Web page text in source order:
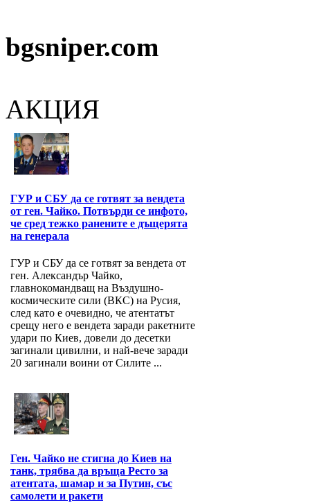
bgsniper.com
АКЦИЯ
ГУР и СБУ да се готвят за вендета
от ген. Чайко. Потвърди се инфото,
че сред тежко ранените е дъщерята
на генерала
ГУР и СБУ да се готвят за вендета от
ген. Александър Чайко,
главнокомандващ на Въздушно-
космическите сили (ВКС) на Русия,
след като е очевидно, че атентатът
срещу него е вендета заради ракетните
удари по Киев, довели до десетки
загинали цивилни, и най-вече заради
20 загинали воини от Силите ...
Ген. Чайко не стигна до Киев на
танк, трябва да връща Ресто за
атентата, шамар и за Путин, със
самолети и ракети